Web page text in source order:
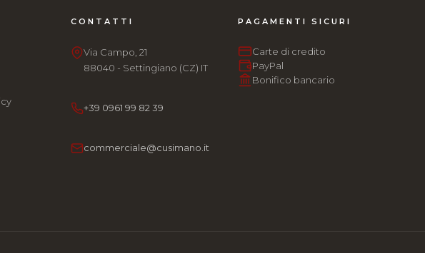
CONTATTI
Via Campo, 21
88040 - Settingiano (CZ) IT
+39 0961 99 82 39
commerciale@cusimano.it
PAGAMENTI SICURI
Carte di credito
PayPal
Bonifico bancario